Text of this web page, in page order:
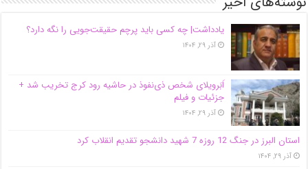
یادداشت| ‌چه کسی باید پرچم حقیقت‌جویی را نگه دارد؟
آذر ۲۹, ۱۴۰۴
اَبَر‌ویلای شخص ذی‌نفوذ در حاشیه‌ رود کرج تخریب شد +
جزئیات و فیلم
آذر ۲۹, ۱۴۰۴
استان البرز در جنگ 12 روزه 7 شهید دانشجو تقدیم انقلاب کرد
آذر ۲۹, ۱۴۰۴